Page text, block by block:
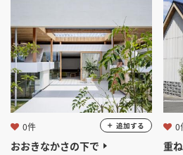
おおきなかさの下で
0件 追加する
重
0